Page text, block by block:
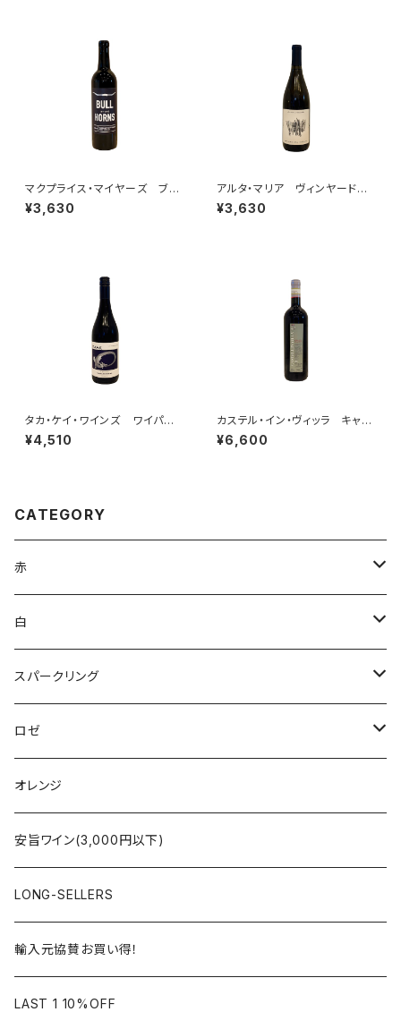
マクプライス・マイヤーズ ブ
ル・バイ・ザ・ホーン カベルネ・
ソーヴィニヨン 2022
¥3,630
アルタ・マリア ヴィンヤード
シャルドネ 2021
¥3,630
タカ・ケイ・ワインズ ワイパ
ラ ピノ・ノワール 2024
¥4,510
カステル・イン・ヴィッラ キャン
ティ・クラシコ 2020
¥6,600
CATEGORY
赤
ブルゴーニュ
ボルドー
シャンパーニュ
コート・デュ・ローヌ
ラングドック・ルーション
アルザス
ロワール
フランス
白
アルザス
ブルゴーニュ
ボルドー
ロワール
ローヌ
ラングドック
フランス
スパークリング
シャンパーニュ
アルザス
フランス
日本
イタリア
南アフリカ
ロゼ
シャンパーニュ
アルザス
ドイツ
オーストラリア
カリフォルニア
オレンジ
安旨ワイン(3,000円以下)
LONG-SELLERS
輸入元協賛お買い得！
LAST 1 10%OFF